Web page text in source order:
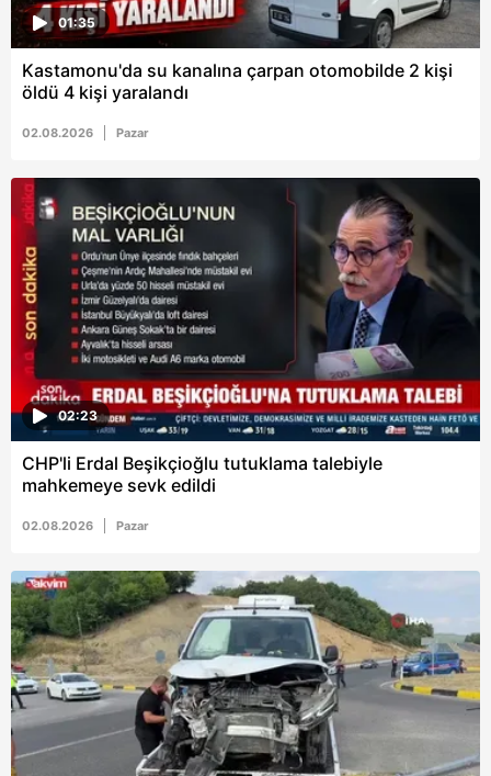
01:35
Kastamonu'da su kanalına çarpan otomobilde 2 kişi
öldü 4 kişi yaralandı
02.08.2026 Pazar
02:23
CHP'li Erdal Beşikçioğlu tutuklama talebiyle
mahkemeye sevk edildi
02.08.2026 Pazar